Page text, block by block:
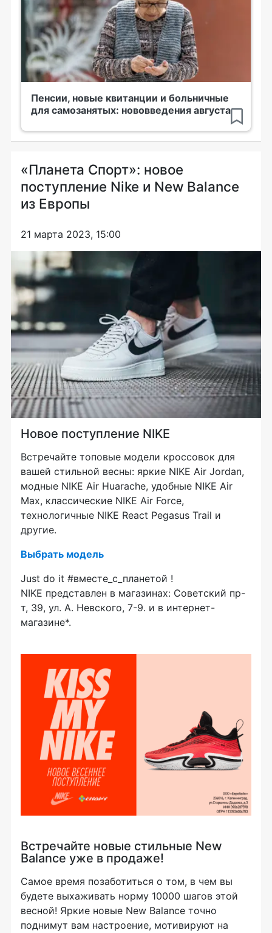
Пенсии, новые квитанции и больничные
для самозанятых: нововведения августа
«Планета Спорт»: новое
поступление Nike и New Balance
из Европы
21 марта 2023, 15:00
Новое поступление NIKE
Встречайте топовые модели кроссовок для
вашей стильной весны: яркие NIKE Air Jordan,
модные NIKE Air Huarache, удобные NIKE Air
Max, классические NIKE Air Force,
технологичные NIKE React Pegasus Trail и
другие.
Выбрать модель
Just do it #вместе_с_планетой !
NIKE представлен в магазинах: Советский пр-
т, 39, ул. А. Невского, 7-9. и в интернет-
магазине*.
Встречайте новые стильные New
Balance уже в продаже!
Самое время позаботиться о том, в чем вы
будете выхаживать норму 10000 шагов этой
весной! Яркие новые New Balance точно
поднимут вам настроение, мотивируют на